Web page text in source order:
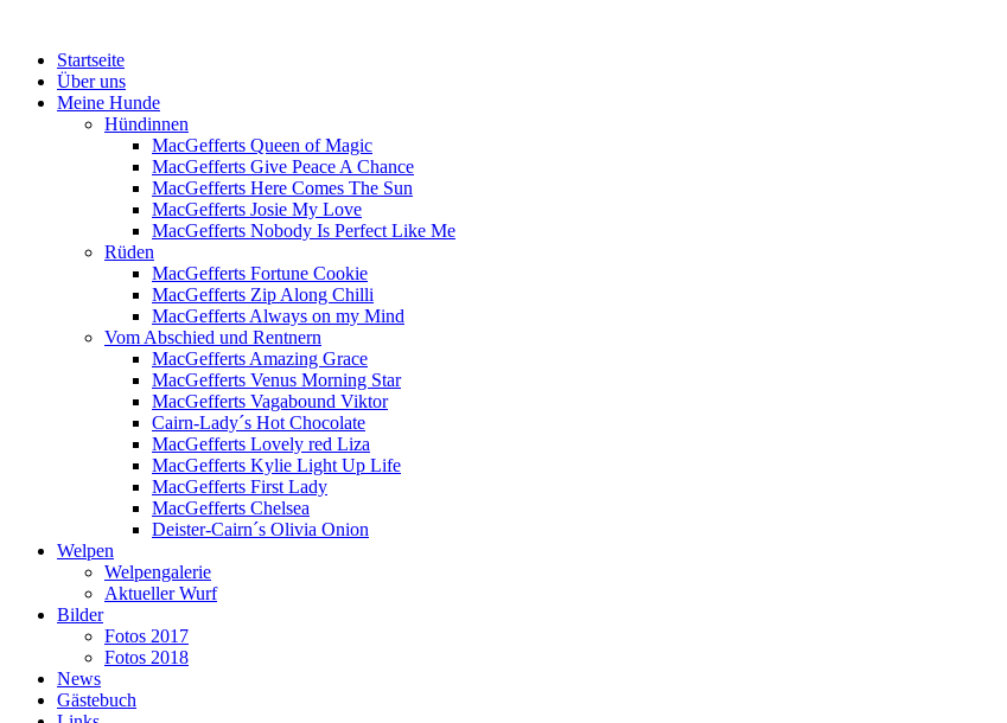
Menü
Zum
Inhalt
springen
Startseite
Über uns
Meine Hunde
Hündinnen
MacGefferts Queen of Magic
MacGefferts Give Peace A Chance
MacGefferts Here Comes The Sun
MacGefferts Josie My Love
MacGefferts Nobody Is Perfect Like Me
Rüden
MacGefferts Fortune Cookie
MacGefferts Zip Along Chilli
MacGefferts Always on my Mind
Vom Abschied und Rentnern
MacGefferts Amazing Grace
MacGefferts Venus Morning Star
MacGefferts Vagabound Viktor
Cairn-Lady´s Hot Chocolate
MacGefferts Lovely red Liza
MacGefferts Kylie Light Up Life
MacGefferts First Lady
MacGefferts Chelsea
Deister-Cairn´s Olivia Onion
Welpen
Welpengalerie
Aktueller Wurf
Bilder
Fotos 2017
Fotos 2018
News
Gästebuch